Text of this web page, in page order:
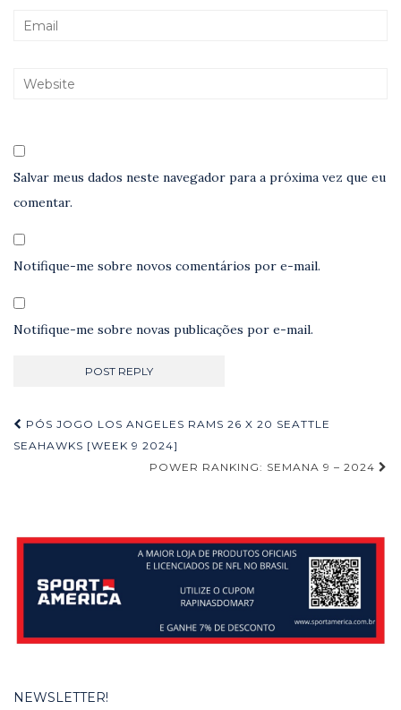
Salvar meus dados neste navegador para a próxima vez que eu
comentar.
Notifique-me sobre novos comentários por e-mail.
Notifique-me sobre novas publicações por e-mail.
Navegação
de
PÓS JOGO LOS ANGELES RAMS 26 X 20 SEATTLE
SEAHAWKS [WEEK 9 2024]
POWER RANKING: SEMANA 9 – 2024
NEWSLETTER!